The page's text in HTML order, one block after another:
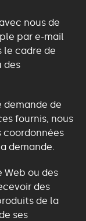
nous de
par e-mail
le cadre de
des
demande de
fournis, nous
demande.
Web ou des
des
de la
ses